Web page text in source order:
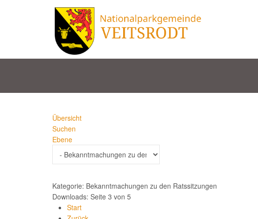
Übersicht
Suchen
Ebene
Kategorie: Bekanntmachungen zu den Ratssitzungen
Downloads: Seite 3 von 5
Start